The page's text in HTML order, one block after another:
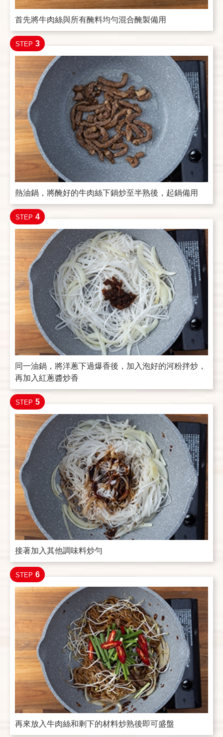
首先將牛肉絲與所有醃料均勻混合醃製備用
STEP 3
熱油鍋，將醃好的牛肉絲下鍋炒至半熟後，起鍋備用
STEP 4
同一油鍋，將洋蔥下過爆香後，加入泡好的河粉拌炒，
再加入紅蔥醬炒香
STEP 5
接著加入其他調味料炒勻
STEP 6
再來放入牛肉絲和剩下的材料炒熟後即可盛盤